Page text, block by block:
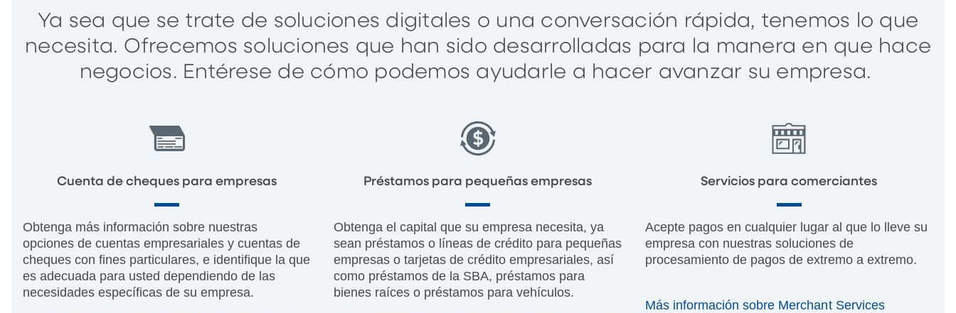
Ya sea que se trate de soluciones digitales o una conversación rápida, tenemos lo que
necesita. Ofrecemos soluciones que han sido desarrolladas para la manera en que hace
negocios. Entérese de cómo podemos ayudarle a hacer avanzar su empresa.
Cuenta de cheques para empresas
Obtenga más información sobre nuestras
opciones de cuentas empresariales y cuentas de
cheques con fines particulares, e identifique la que
es adecuada para usted dependiendo de las
necesidades específicas de su empresa.
Préstamos para pequeñas empresas
Obtenga el capital que su empresa necesita, ya
sean préstamos o líneas de crédito para pequeñas
empresas o tarjetas de crédito empresariales, así
como préstamos de la SBA, préstamos para
bienes raíces o préstamos para vehículos.
Servicios para comerciantes
Acepte pagos en cualquier lugar al que lo lleve su
empresa con nuestras soluciones de
procesamiento de pagos de extremo a extremo.
Más información sobre Merchant Services